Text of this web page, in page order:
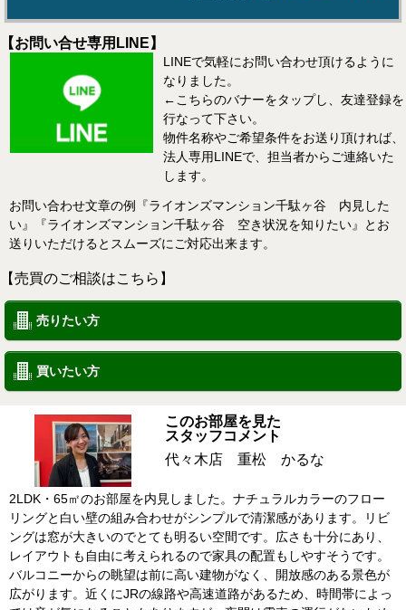
【お問い合せ専用LINE】
LINEで気軽にお問い合わせ頂けるように
なりました。
←こちらのバナーをタップし、友達登録を
行なって下さい。
物件名称やご希望条件をお送り頂ければ、
法人専用LINEで、担当者からご連絡いた
します。
お問い合わせ文章の例『ライオンズマンション千駄ヶ谷 内見した
い』『ライオンズマンション千駄ヶ谷 空き状況を知りたい』とお
送りいただけるとスムーズにご対応出来ます。
【売買のご相談はこちら】
売りたい方
買いたい方
このお部屋を見た
スタッフコメント
代々木店 重松 かるな
2LDK・65㎡のお部屋を内見しました。ナチュラルカラーのフロー
リングと白い壁の組み合わせがシンプルで清潔感があります。リビ
ングは窓が大きいのでとても明るい空間です。広さも十分にあり、
レイアウトも自由に考えられるので家具の配置もしやすそうです。
バルコニーからの眺望は前に高い建物がなく、開放感のある景色が
広がります。近くにJRの線路や高速道路があるため、時間帯によっ